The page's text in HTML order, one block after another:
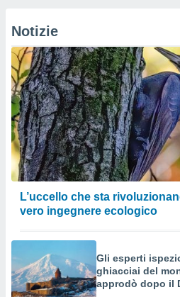
Notizie
L’uccello che sta
vero ingegnere ecologico
Gli esperti
ghiacciai del
approdò dopo il